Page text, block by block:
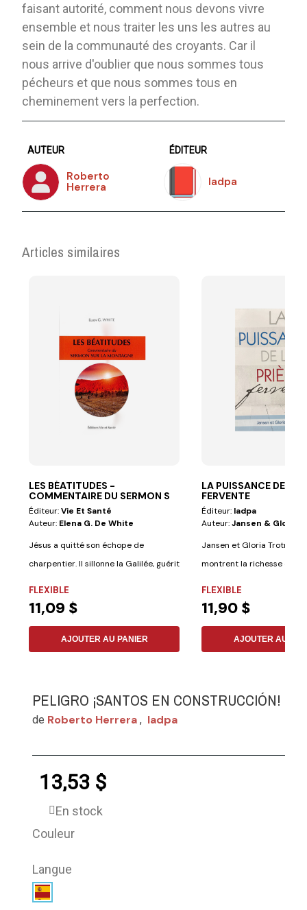
faisant autorité, comment nous devons vivre
ensemble et nous traiter les uns les autres au
sein de la communauté des croyants. Car il
nous arrive d'oublier que nous sommes tous
pécheurs et que nous sommes tous en
cheminement vers la perfection.
AUTEUR
Roberto
Herrera
ÉDITEUR
Iadpa
Articles similaires
LES BÉATITUDES -
COMMENTAIRE DU SERMON S
Éditeur:Vie Et Santé
Auteur: Elena G. De White
Jésus a quitté son échope de
charpentier. Il sillonne la Galilée, guérit
FLEXIBLE
11,09 $
AJOUTER AU PANIER
LA PUISSANCE DE LA
FERVENTE
Éditeur: Iadpa
Auteur:Jansen & Gloria
Jansen et Gloria Trotman
montrent la richesse de la
FLEXIBLE
11,90 $
AJOUTER AU
PELIGRO ¡SANTOS EN CONSTRUCCIÓN!
de Roberto Herrera , Iadpa
13,53 $
En stock
Couleur
Langue